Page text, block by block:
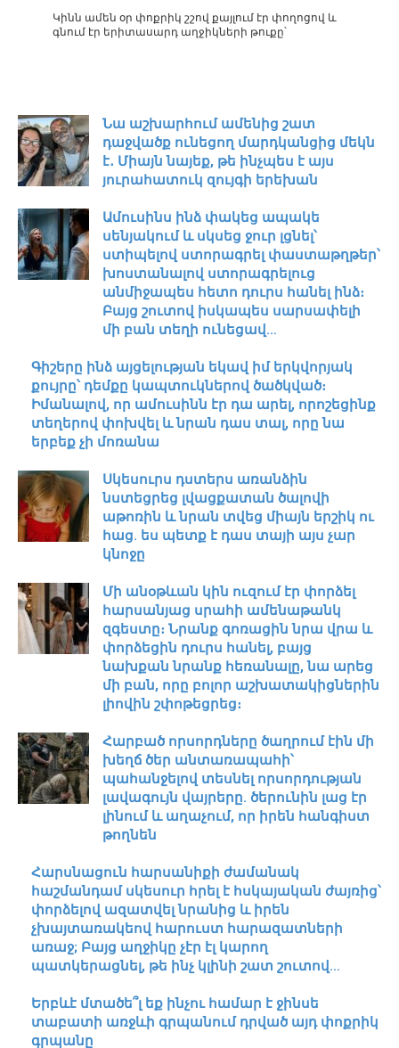
Կինն ամեն օր փոքրիկ շշով քայլում էր փողոցով և
գնում էր երիտասարդ աղջիկների թուքը՝
Նա աշխարհում ամենից շատ
դաջվածք ունեցող մարդկանցից մեկն
է․ Միայն նայեք, թե ինչպես է այս
յուրահատուկ զույգի երեխան
Ամուսինս ինձ փակեց ապակե
սենյակում և սկսեց ջուր լցնել՝
ստիպելով ստորագրել փաստաթղթեր՝
խոստանալով ստորագրելուց
անմիջապես հետո դուրս հանել ինձ։
Բայց շուտով իսկապես սարսափելի
մի բան տեղի ունեցավ…
Գիշերը ինձ այցելության եկավ իմ երկվորյակ
քույրը՝ դեմքը կապտուկներով ծածկված։
Իմանալով, որ ամուսինն էր դա արել, որոշեցինք
տեղերով փոխվել և նրան դաս տալ, որը նա
երբեք չի մոռանա
Սկեսուրս դստերս առանձին
նստեցրեց լվացքատան ծալովի
աթոռին և նրան տվեց միայն երշիկ ու
հաց. ես պետք է դաս տայի այս չար
կնոջը
Մի անօթևան կին ուզում էր փորձել
հարսանյաց սրահի ամենաթանկ
զգեստը։ Նրանք գոռացին նրա վրա և
փորձեցին դուրս հանել, բայց
նախքան նրանք հեռանալը, նա արեց
մի բան, որը բոլոր աշխատակիցներին
լիովին շփոթեցրեց։
Հարբած որսորդները ծաղրում էին մի
խեղճ ծեր անտառապահի՝
պահանջելով տեսնել որսորդության
լավագույն վայրերը. ծերունին լաց էր
լինում և աղաչում, որ իրեն հանգիստ
թողնեն
Հարսնացուն հարսանիքի ժամանակ
հաշմանդամ սկեսուր հրել է հսկայական ժայռից՝
փորձելով ազատվել նրանից և իրեն
չխայտառակեով հարուստ հարազատների
առաջ; Բայց աղջիկը չէր էլ կարող
պատկերացնել, թե ինչ կլինի շատ շուտով…
Երբևէ մտածե՞լ եք ինչու համար է ջինսե
տաբատի առջևի գրպանում դրված այդ փոքրիկ
գրպանը